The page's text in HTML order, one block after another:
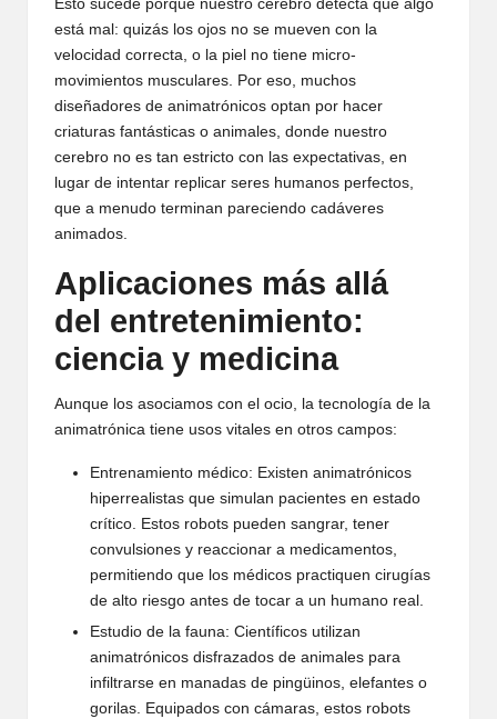
Esto sucede porque nuestro cerebro detecta que algo
está mal: quizás los ojos no se mueven con la
velocidad correcta, o la piel no tiene micro-
movimientos musculares. Por eso, muchos
diseñadores de animatrónicos optan por hacer
criaturas fantásticas o animales, donde nuestro
cerebro no es tan estricto con las expectativas, en
lugar de intentar replicar seres humanos perfectos,
que a menudo terminan pareciendo cadáveres
animados.
Aplicaciones más allá
del entretenimiento:
ciencia y medicina
Aunque los asociamos con el ocio, la tecnología de la
animatrónica tiene usos vitales en otros campos:
Entrenamiento médico: Existen animatrónicos
hiperrealistas que simulan pacientes en estado
crítico. Estos robots pueden sangrar, tener
convulsiones y reaccionar a medicamentos,
permitiendo que los médicos practiquen cirugías
de alto riesgo antes de tocar a un humano real.
Estudio de la fauna: Científicos utilizan
animatrónicos disfrazados de animales para
infiltrarse en manadas de pingüinos, elefantes o
gorilas. Equipados con cámaras, estos robots